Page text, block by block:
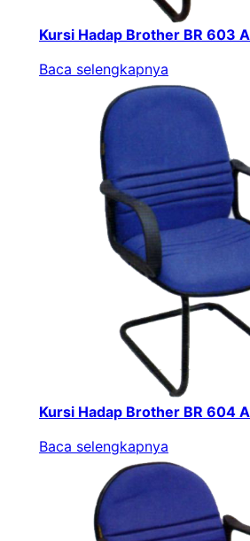
Kursi Hadap Brother BR 603 A
Baca selengkapnya
Kursi Hadap Brother BR 604 A
Baca selengkapnya